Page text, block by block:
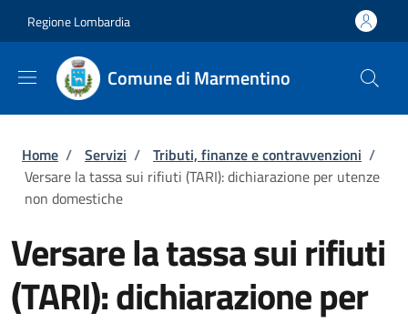
Regione Lombardia
Comune di Marmentino
Briciole di pane
Home / Servizi / Tributi, finanze e contravvenzioni /
Versare la tassa sui rifiuti (TARI): dichiarazione per utenze
non domestiche
Versare la tassa sui rifiuti
(TARI): dichiarazione per